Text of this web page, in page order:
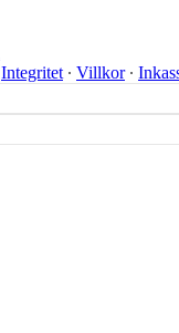
Integritet ∙ Villkor∙